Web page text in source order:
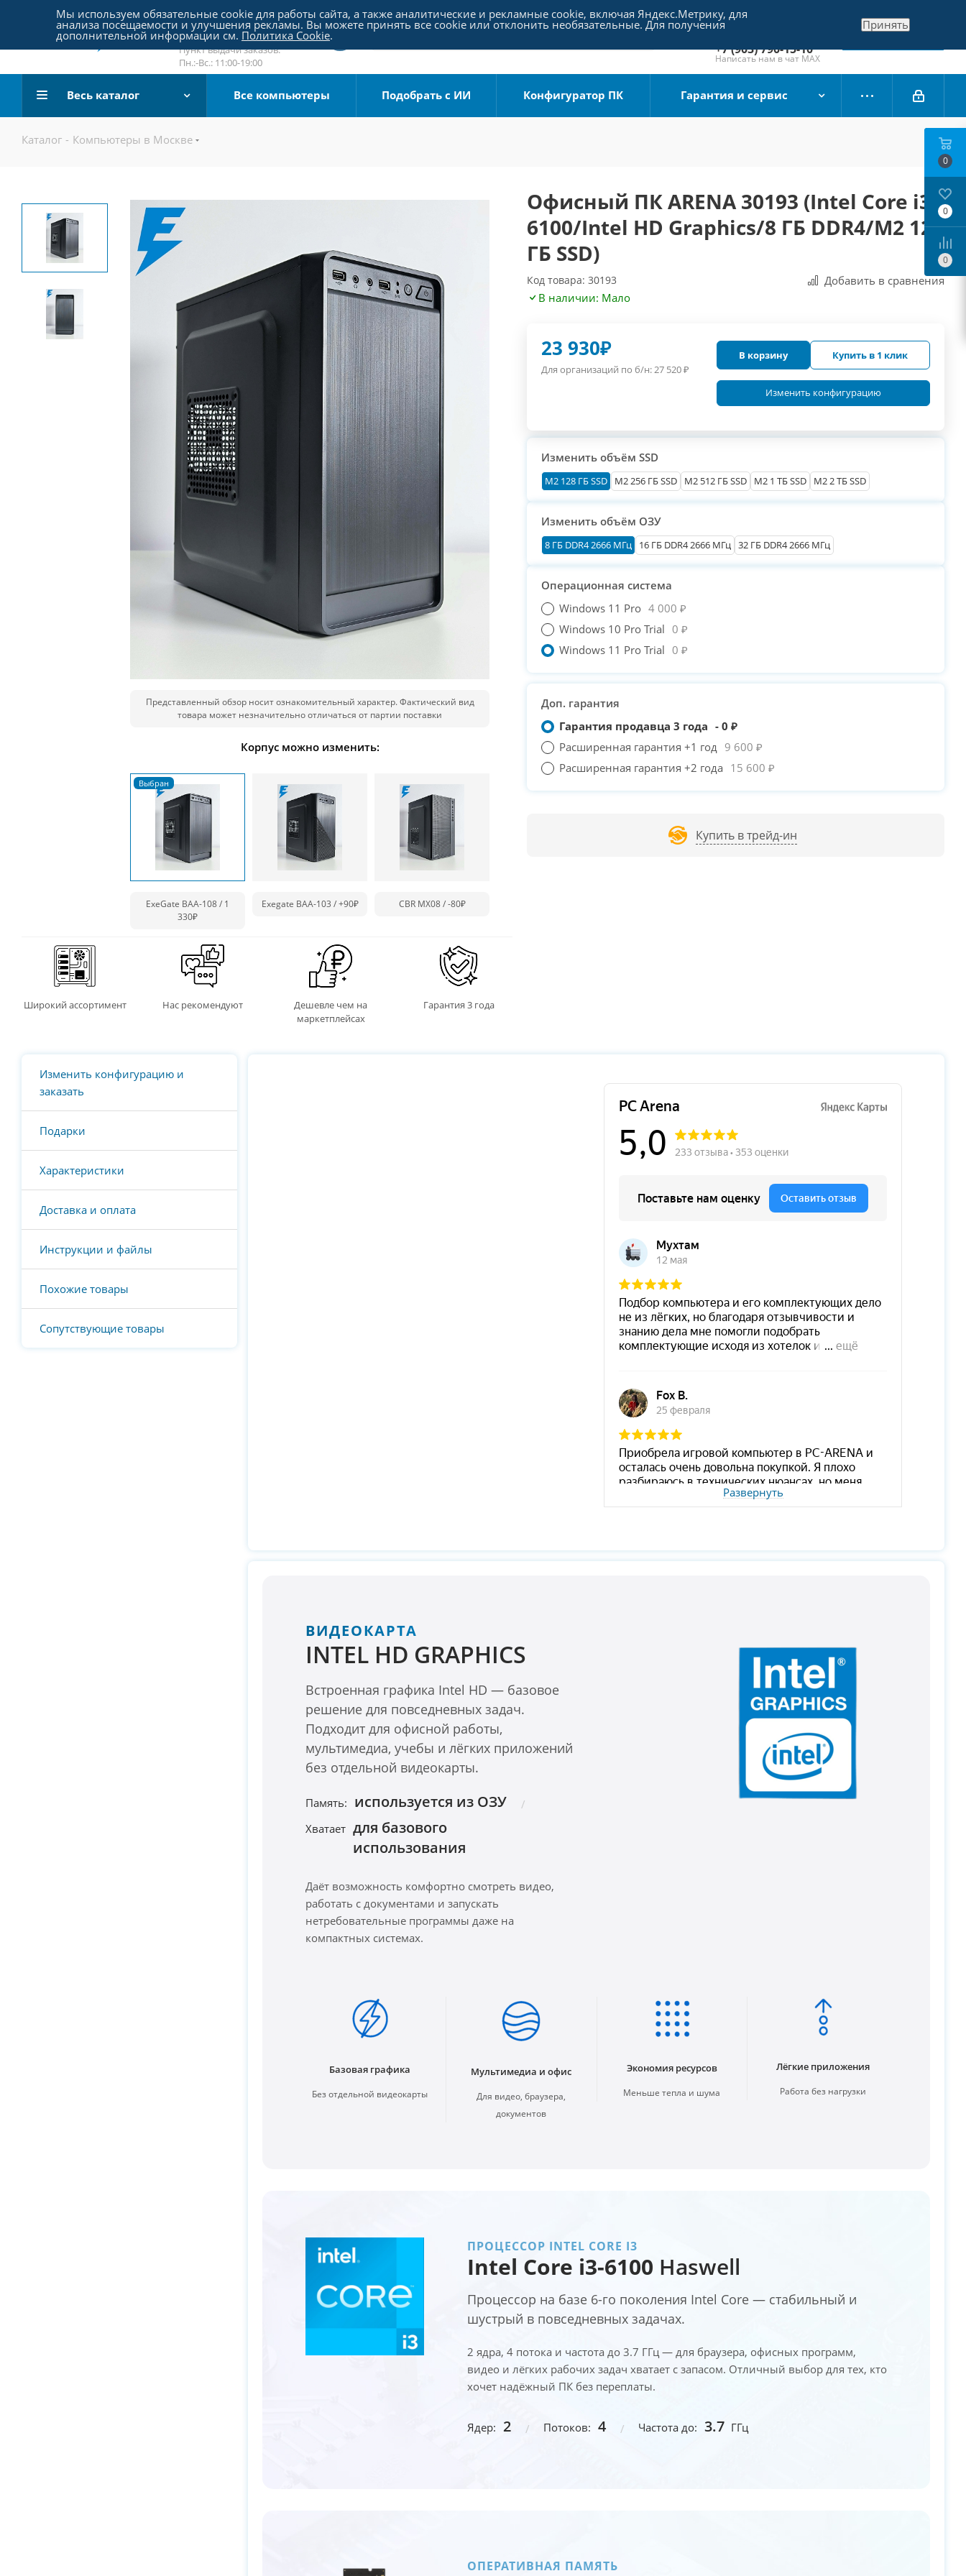
Пятницкое шоссе 18, пав. 267
email:sale@pc-arena.ru
Пн.:-Вс.: 10:00-20:00
Пункт выдачи заказов:
Пн.:-Вс.: 11:00-19:00
+7 (495) 790-15-10
Отдел продаж
+7 (903) 790-15-10
Написать нам в чат MAX
Заказать звонок
Весь каталог Все компьютеры Подобрать с ИИ Конфигуратор ПК Гарантия и сервис
Каталог - Компьютеры в Москве
Представленный обзор носит ознакомительный характер. Фактический вид
товара может незначительно отличаться от партии поставки
Корпус можно изменить:
ExeGate BAA-108 / 1
330₽
Exegate BAA-103 /+90₽ CBR MX08 /-80₽
Широкий ассортимент Нас рекомендуют
Дешевле чем на
маркетплейсах
Гарантия 3 года
Офисный ПК ARENA 30193 (Intel Core i3-
6100/Intel HD Graphics/8 ГБ DDR4/M2 128
ГБ SSD)
Код товара: 30193
Добавить в сравнения
В наличии: Мало
23 930₽
Для организаций по б/н:27 520₽
В корзину Купить в 1 клик
Изменить конфигурацию
Изменить объём SSD
М2 128 ГБ SSD M2 256 ГБ SSD M2 512 ГБ SSD M2 1 ТБ SSD M2 2 ТБ SSD
Изменить объём ОЗУ
8 ГБ DDR4 2666 МГц 16 ГБ DDR4 2666 МГц 32 ГБ DDR4 2666 МГц
Операционная система
Windows 11 Pro 4 000 ₽
Windows 10 Pro Trial 0 ₽
Windows 11 Pro Trial 0 ₽
Доп. гарантия
Гарантия продавца 3 года - 0 ₽
Расширенная гарантия +1 год 9 600 ₽
Расширенная гарантия +2 года 15 600 ₽
Купить в трейд-ин
Изменить конфигурацию и
заказать
Подарки
Характеристики
Доставка и оплата
Инструкции и файлы
Похожие товары
Сопутствующие товары
PC-Arena на карте Москвы — Яндекс Карты
Развернуть
ВИДЕОКАРТА
INTEL HD GRAPHICS
Встроенная графика Intel HD — базовое
решение для повседневных задач.
Подходит для офисной работы,
мультимедиа, учебы и лёгких приложений
без отдельной видеокарты.
Память: используется из ОЗУ
Хватает для базового
использования
Даёт возможность комфортно смотреть видео,
работать с документами и запускать
нетребовательные программы даже на
компактных системах.
Базовая графика
Без отдельной видеокарты
Мультимедиа и офис
Для видео, браузера,
документов
Экономия ресурсов
Меньше тепла и шума
Лёгкие приложения
Работа без нагрузки
ПРОЦЕССОР INTEL CORE I3
Intel Core i3-6100 Haswell
Процессор на базе 6-го поколения Intel Core — стабильный и
шустрый в повседневных задачах.
2 ядра, 4 потока и частота до 3.7 ГГц — для браузера, офисных программ,
видео и лёгких рабочих задач хватает с запасом. Отличный выбор для тех, кто
хочет надёжный ПК без переплаты.
Ядер: 2 Потоков: 4 Частота до: 3.7 ГГц
ОПЕРАТИВНАЯ ПАМЯТЬ
0
0
0
Мы используем обязательные cookie для работы сайта, а также аналитические и рекламные cookie, включая Яндекс.Метрику, для
анализа посещаемости и улучшения рекламы. Вы можете принять все cookie или отклонить необязательные. Для получения
дополнительной информации см. Политика Cookie.
Принять